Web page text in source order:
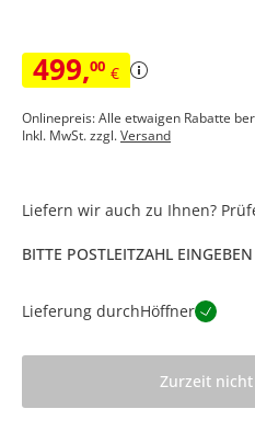
499,00 €
Onlinepreis: Alle etwaigen Rabatte
Inkl. MwSt. zzgl.Versand
Liefern wir auch zu Ihnen?
BITTE POSTLEITZAHL EINGEBEN
Lieferung durchHöffner
Zurzeit